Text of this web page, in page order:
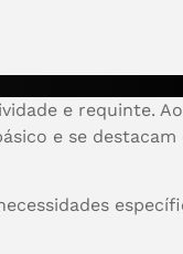
e requinte.
e se